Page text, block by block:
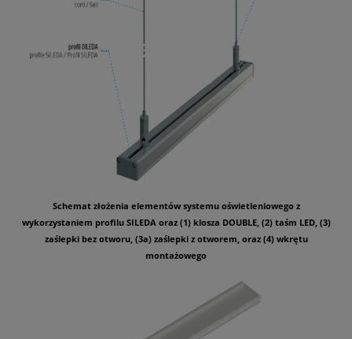
Schemat złożenia elementów systemu oświetleniowego z
wykorzystaniem profilu SILEDA oraz (1) klosza DOUBLE, (2) taśm LED, (3)
zaślepki bez otworu, (3a) zaślepki z otworem, oraz (4) wkrętu
montażowego